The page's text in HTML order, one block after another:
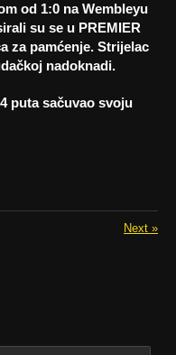
od 1:0 na Wembleyu
su se u PREMIER
za pamćenje. Strijelac
nadoknadi.
puta sačuvao svoju
Next »